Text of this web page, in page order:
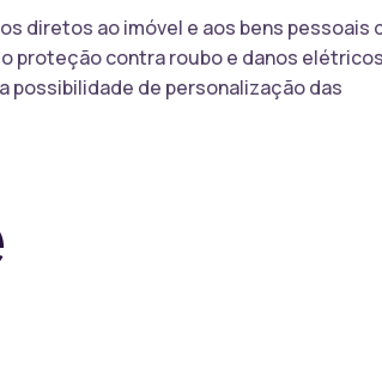
diretos ao imóvel e aos bens pessoais
proteção contra roubo e danos
possibilidade de personalização das